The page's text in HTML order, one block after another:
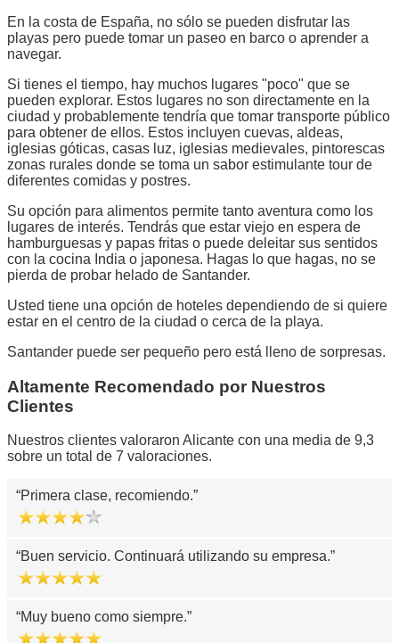
En la costa de España, no sólo se pueden disfrutar las
playas pero puede tomar un paseo en barco o aprender a
navegar.
Si tienes el tiempo, hay muchos lugares "poco" que se
pueden explorar. Estos lugares no son directamente en la
ciudad y probablemente tendría que tomar transporte público
para obtener de ellos. Estos incluyen cuevas, aldeas,
iglesias góticas, casas luz, iglesias medievales, pintorescas
zonas rurales donde se toma un sabor estimulante tour de
diferentes comidas y postres.
Su opción para alimentos permite tanto aventura como los
lugares de interés. Tendrás que estar viejo en espera de
hamburguesas y papas fritas o puede deleitar sus sentidos
con la cocina India o japonesa. Hagas lo que hagas, no se
pierda de probar helado de Santander.
Usted tiene una opción de hoteles dependiendo de si quiere
estar en el centro de la ciudad o cerca de la playa.
Santander puede ser pequeño pero está lleno de sorpresas.
Altamente Recomendado por Nuestros
Clientes
Nuestros clientes valoraron Alicante con una media de 9,3
sobre un total de 7 valoraciones.
Primera clase, recomiendo.
Buen servicio. Continuará utilizando su empresa.
Muy bueno como siempre.